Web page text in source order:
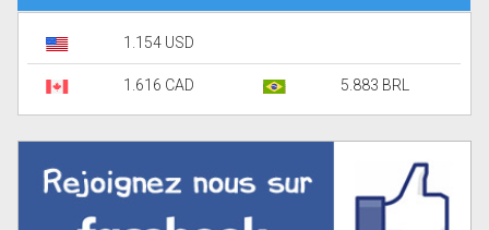
1.154 USD
1.616 CAD 5.883 BRL